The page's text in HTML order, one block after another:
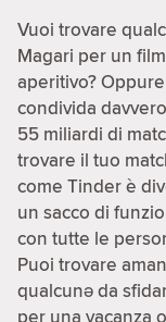
Vuoi trovare
Magari per un
aperitivo?
condivida
55 miliardi di
trovare il tuo
come Tinder è
un sacco di
con tutte le
Puoi trovare
qualcunə da
per una vacanza